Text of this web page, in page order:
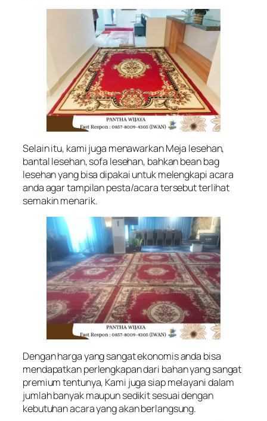
Selain itu, kami juga menawarkan Meja lesehan,
bantal lesehan, sofa lesehan, bahkan bean bag
lesehan yang bisa dipakai untuk melengkapi acara
anda agar tampilan pesta/acara tersebut terlihat
semakin menarik.
Dengan harga yang sangat ekonomis anda bisa
mendapatkan perlengkapan dari bahan yang sangat
premium tentunya, Kami juga siap melayani dalam
jumlah banyak maupun sedikit sesuai dengan
kebutuhan acara yang akan berlangsung.